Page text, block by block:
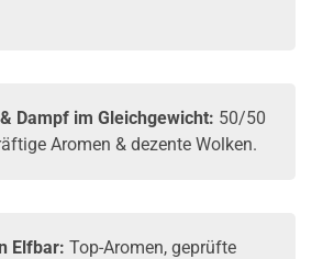
Dampf im Gleichgewicht: 50/50
Aromen & dezente Wolken.
Elfbar: Top-Aromen, geprüfte